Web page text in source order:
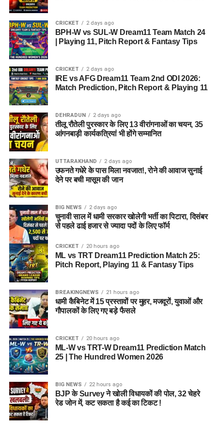
CRICKET 2 days ago
BPH-W vs SUL-W Dream11 Team Match 24
| Playing 11, Pitch Report & Fantasy Tips
CRICKET 2 days ago
IRE vs AFG Dream11 Team 2nd ODI 2026:
Match Prediction, Pitch Report & Playing 11
DEHRADUN 2 days ago
तीलू रौतेली पुरस्कार के लिए 13 वीरांगनाओं का चयन, 35
आंगनबाड़ी कार्यकत्रियां भी होंगे सम्मानित
UTTARAKHAND 2 days ago
उफनते गधेरे के पास मिला नवजात!, रोने की आवाज सुनाई
देने पर बची मासूम की जान
BIG NEWS 2 days ago
चुनावी साल में धामी सरकार खोलेगी भर्ती का पिटारा, दिसंबर
से पहले ढाई हजार से ज्यादा पदों के लिए फॉर्म
CRICKET 20 hours ago
ML vs TRT Dream11 Prediction Match 25:
Pitch Report, Playing 11 & Fantasy Tips
BREAKINGNEWS 21 hours ago
धामी कैबिनेट में 15 प्रस्तावों पर मुहर, मजदूरों, युवाओं और
गौपालकों के लिए गए बड़े फैसले
CRICKET 20 hours ago
ML-W vs TRT-W Dream11 Prediction Match
25 | The Hundred Women 2026
BIG NEWS 22 hours ago
BJP के Survey ने खोली विधायकों की पोल, 32 चेहरे
रेड जोन में, कट सकता है कई का टिकट !